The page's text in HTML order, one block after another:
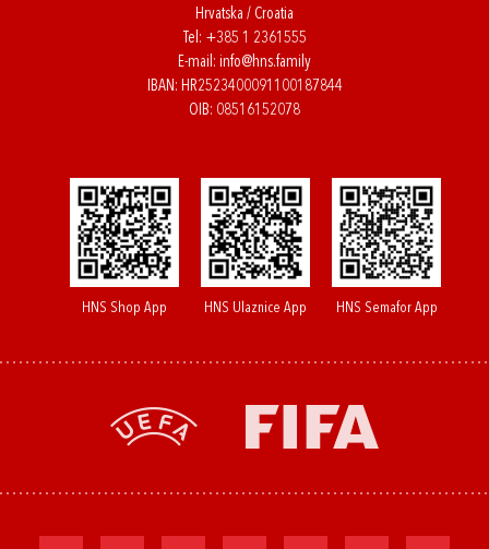
Hrvatska / Croatia
Tel: +385 1 2361555
E-mail: info@hns.family
IBAN: HR2523400091100187844
OIB: 08516152078
HNS Shop App HNS Ulaznice App HNS Semafor App